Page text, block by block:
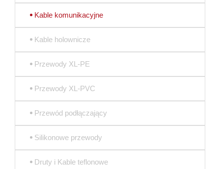
Kable komunikacyjne
Kable holownicze
Przewody XL-PE
Przewody XL-PVC
Przewód podłączający
Silikonowe przewody
Druty i Kable teflonowe